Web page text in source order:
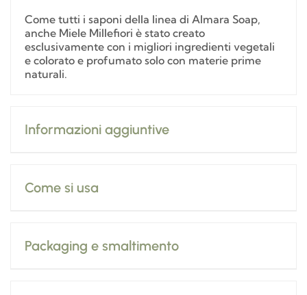
Come tutti i saponi della linea di Almara Soap,
anche Miele Millefiori è stato creato
esclusivamente con i migliori ingredienti vegetali
e colorato e profumato solo con materie prime
naturali.
Informazioni aggiuntive
Come si usa
Packaging e smaltimento